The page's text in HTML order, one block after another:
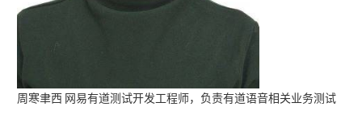
周寒聿西 网易有道测试开发工程师，负责有道语音相关业务测试